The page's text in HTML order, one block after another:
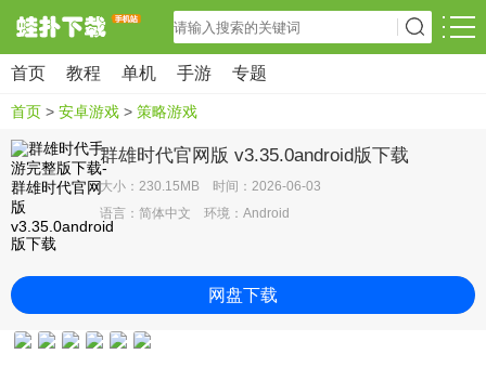
首页 教程 单机 手游 专题
首页 > 安卓游戏 > 策略游戏
群雄时代官网版 v3.35.0android版下载
大小：230.15MB 时间：2026-06-03
语言：简体中文 环境：Android
网盘下载